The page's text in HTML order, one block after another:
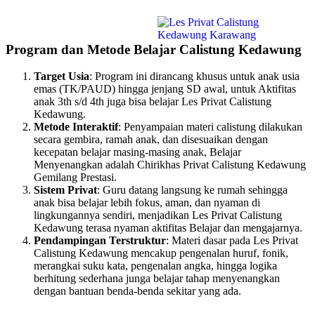
Program dan Metode Belajar Calistung Kedawung
Target Usia: Program ini dirancang khusus untuk anak usia
emas (TK/PAUD) hingga jenjang SD awal, untuk Aktifitas
anak 3th s/d 4th juga bisa belajar Les Privat Calistung
Kedawung.
Metode Interaktif: Penyampaian materi calistung dilakukan
secara gembira, ramah anak, dan disesuaikan dengan
kecepatan belajar masing-masing anak, Belajar
Menyenangkan adalah Chirikhas Privat Calistung Kedawung
Gemilang Prestasi.
Sistem Privat: Guru datang langsung ke rumah sehingga
anak bisa belajar lebih fokus, aman, dan nyaman di
lingkungannya sendiri, menjadikan Les Privat Calistung
Kedawung terasa nyaman aktifitas Belajar dan mengajarnya.
Pendampingan Terstruktur: Materi dasar pada Les Privat
Calistung Kedawung mencakup pengenalan huruf, fonik,
merangkai suku kata, pengenalan angka, hingga logika
berhitung sederhana junga belajar tahap menyenangkan
dengan bantuan benda-benda sekitar yang ada.